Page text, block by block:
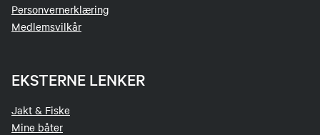
Personvernerklæring
Medlemsvilkår
EKSTERNE LENKER
Jakt & Fiske
Mine båter